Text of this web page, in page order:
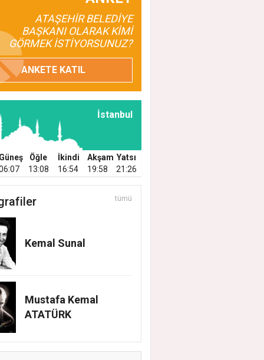
ATAŞEHİR BELEDİYE
BAŞKANI OLARAK KİMİ
GÖRMEK İSTİYORSUNUZ?
ANKETE KATIL
İstanbul
Güneş Öğle İkindi Akşam Yatsı
13:08 16:54 19:58 21:26
tümü
Kemal Sunal
Mustafa Kemal
ATATÜRK